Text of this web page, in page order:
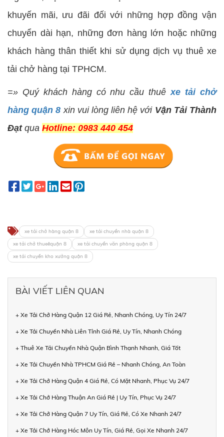
khuyến mãi, ưu đãi đối với những hợp đồng vận
chuyển dài hạn, những đơn hàng lớn hoặc những
khách hàng thân thiết khi sử dụng dịch vụ thuê xe
tải chở hàng tại TPHCM.
=» Quý khách hàng có nhu cầu thuêxe tải chở
hàng quận 8 xin vui lòng liên hệ với Vận Tải Thành
Đạtqua Hotline: 0983 440 454
xe tải chở hàng quận 8
xe tải chuyển nhà quận 8
xe tải chở thueêquận 8
xe tải chuyển văn phòng quận 8
xe tải chuyển kho xưởng quận 8
BÀI VIẾT LIÊN QUAN
+ Xe Tải Chở Hàng Quận 12 Giá Rẻ, Nhanh Chóng, Uy Tín 24/7
+ Xe Tải Chuyển Nhà Liên Tỉnh Giá Rẻ, Uy Tín, Nhanh Chóng
+ Thuê Xe Tải Chuyển Nhà Quận Bình Thạnh Nhanh, Giá Tốt
+ Xe Tải Chuyển Nhà TPHCM Giá Rẻ – Nhanh Chóng, An Toàn
+ Xe Tải Chở Hàng Quận 4 Giá Rẻ, Có Mặt Nhanh, Phục Vụ 24/7
+ Xe Tải Chở Hàng Thuận An Giá Rẻ | Uy Tín, Phục Vụ 24/7
+ Xe Tải Chở Hàng Quận 7 Uy Tín, Giá Rẻ, Có Xe Nhanh 24/7
+ Xe Tải Chở Hàng Hóc Môn Uy Tín, Giá Rẻ, Gọi Xe Nhanh 24/7